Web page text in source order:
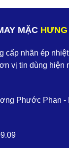
MẶC
cấp nhãn ép
vị tin dùng hiện
Phước Phan -